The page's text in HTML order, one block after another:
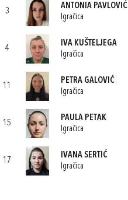
3
ANTONIA PAVLOVIĆ
Igračica
4
IVA KUŠTELJEGA
Igračica
11
PETRA GALOVIĆ
Igračica
15
PAULA PETAK
Igračica
17
IVANA SERTIĆ
Igračica